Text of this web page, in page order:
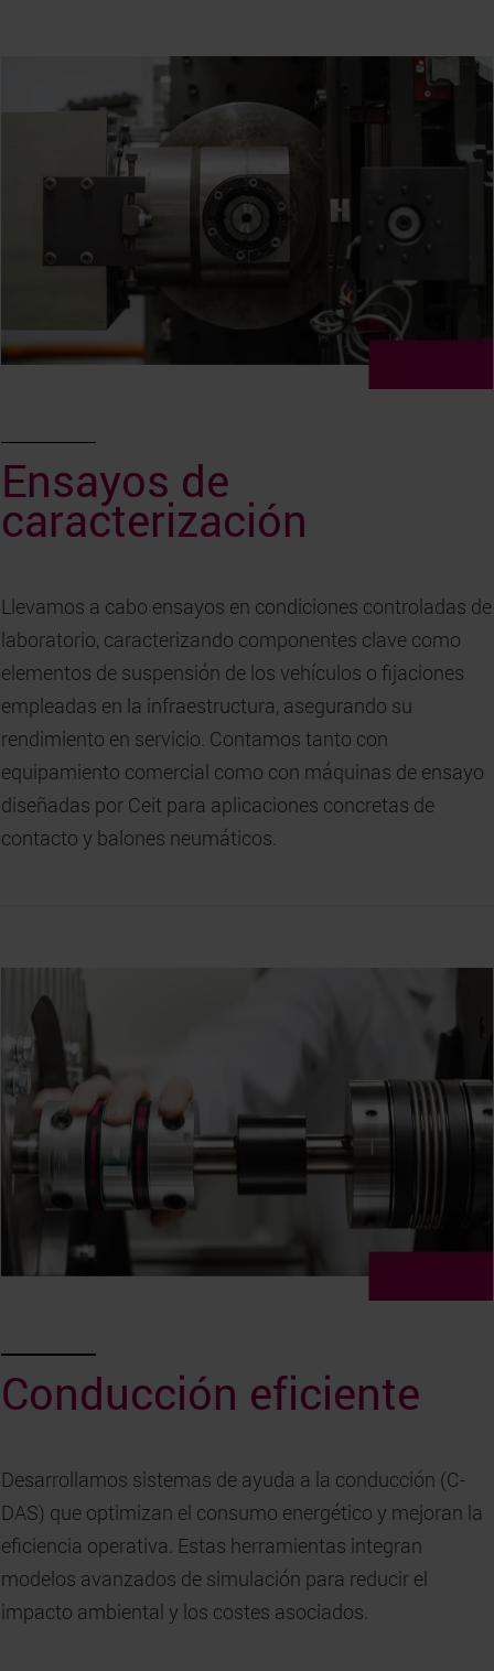
Ensayos de
caracterización
Llevamos a cabo ensayos en condiciones controladas de
laboratorio, caracterizando componentes clave como
elementos de suspensión de los vehículos o fijaciones
empleadas en la infraestructura, asegurando su
rendimiento en servicio. Contamos tanto con
equipamiento comercial como con máquinas de ensayo
diseñadas por Ceit para aplicaciones concretas de
contacto y balones neumáticos.
Conducción eficiente
Desarrollamos sistemas de ayuda a la conducción (C-
DAS) que optimizan el consumo energético y mejoran la
eficiencia operativa. Estas herramientas integran
modelos avanzados de simulación para reducir el
impacto ambiental y los costes asociados.